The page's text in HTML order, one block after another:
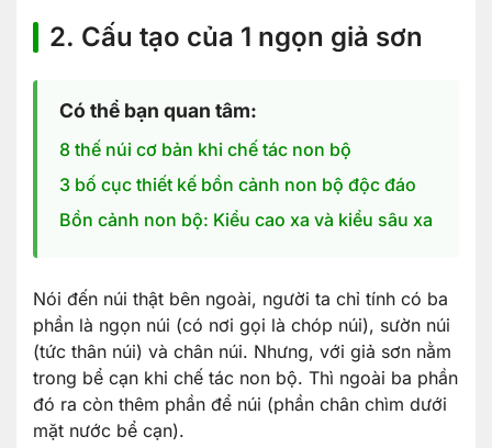
2. Cấu tạo của 1 ngọn giả sơn
Có thể bạn quan tâm:
8 thế núi cơ bản khi chế tác non bộ
3 bố cục thiết kế bồn cảnh non bộ độc đáo
Bồn cảnh non bộ: Kiểu cao xa và kiểu sâu xa
Nói đến núi thật bên ngoài, người ta chỉ tính có ba
phần là ngọn núi (có nơi gọi là chóp núi), sườn núi
(tức thân núi) và chân núi. Nhưng, với giả sơn nằm
trong bể cạn khi chế tác non bộ. Thì ngoài ba phần
đó ra còn thêm phần để núi (phần chân chìm dưới
mặt nước bể cạn).